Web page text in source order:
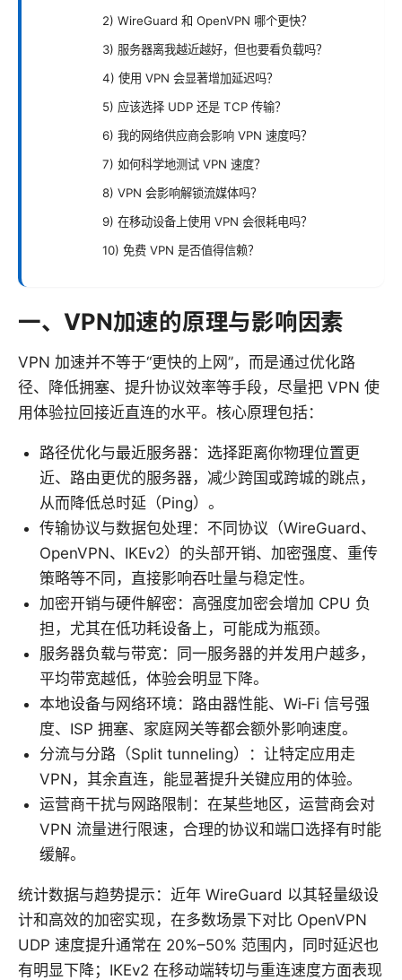
2) WireGuard 和 OpenVPN 哪个更快？
3) 服务器离我越近越好，但也要看负载吗？
4) 使用 VPN 会显著增加延迟吗？
5) 应该选择 UDP 还是 TCP 传输？
6) 我的网络供应商会影响 VPN 速度吗？
7) 如何科学地测试 VPN 速度？
8) VPN 会影响解锁流媒体吗？
9) 在移动设备上使用 VPN 会很耗电吗？
10) 免费 VPN 是否值得信赖？
一、VPN加速的原理与影响因素
VPN 加速并不等于“更快的上网”，而是通过优化路
径、降低拥塞、提升协议效率等手段，尽量把 VPN 使
用体验拉回接近直连的水平。核心原理包括：
路径优化与最近服务器：选择距离你物理位置更
近、路由更优的服务器，减少跨国或跨城的跳点，
从而降低总时延（Ping）。
传输协议与数据包处理：不同协议（WireGuard、
OpenVPN、IKEv2）的头部开销、加密强度、重传
策略等不同，直接影响吞吐量与稳定性。
加密开销与硬件解密：高强度加密会增加 CPU 负
担，尤其在低功耗设备上，可能成为瓶颈。
服务器负载与带宽：同一服务器的并发用户越多，
平均带宽越低，体验会明显下降。
本地设备与网络环境：路由器性能、Wi‑Fi 信号强
度、ISP 拥塞、家庭网关等都会额外影响速度。
分流与分路（Split tunneling）：让特定应用走
VPN，其余直连，能显著提升关键应用的体验。
运营商干扰与网路限制：在某些地区，运营商会对
VPN 流量进行限速，合理的协议和端口选择有时能
缓解。
统计数据与趋势提示：近年 WireGuard 以其轻量级设
计和高效的加密实现，在多数场景下对比 OpenVPN
UDP 速度提升通常在 20%–50% 范围内，同时延迟也
有明显下降；IKEv2 在移动端转切与重连速度方面表现